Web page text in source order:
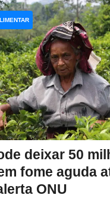
deixar 50
fome aguda
ONU